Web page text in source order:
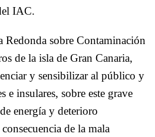
IAC.
Redonda sobre Contaminación
de la isla de Gran Canaria,
y sensibilizar al público y
e insulares, sobre este grave
energía y deterioro
de la mala